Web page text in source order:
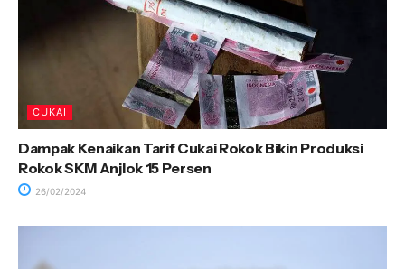
CUKAI
Dampak Kenaikan Tarif Cukai Rokok Bikin Produksi
Rokok SKM Anjlok 15 Persen
26/02/2024